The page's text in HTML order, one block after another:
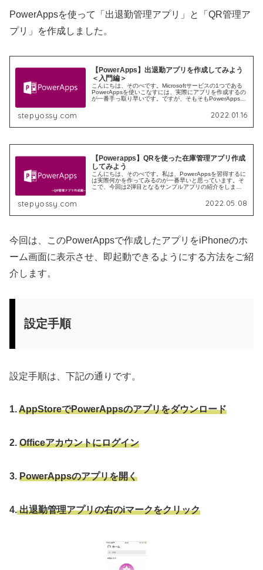
PowerAppsを使って「出退勤管理アプリ」と「QR管理ア
プリ」を作成しました。
【PowerApps】出退勤アプリを作成してみよう
＜入門編＞
こんにちは、そのべです。Microsoftサービスの1つである
PowerAppsを使いこなすには、実際にアプリを作成するの
が一番手っ取り早いです。ですが、そもそもPowerAppsで
stepyossy.com 2022.01.16
【Powerapps】QRを使った在庫管理アプリ作成
してみよう
こんにちは、そのべです。私は、PowerAppsを習得するに
は実際何かを作ってみるのが一番早いと思っています。そ
こで、今回は2弾目となるサンプルアプリの紹介をしま
stepyossy.com 2022.05.08
今回は、このPowerAppsで作成したアプリをiPhoneのホ
ーム画面に表示させ、即起動できるようにする方法をご紹
介します。
設定手順
設定手順は、下記の通りです。
1.AppStoreでPowerAppsのアプリをダウンロード
2. Officeアカウントにログイン
3. PowerAppsのアプリを開く
4.出退勤管理アプリの右のiマークをクリック